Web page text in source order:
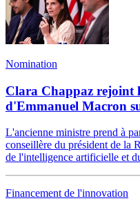
Nomination
Clara Chappaz rejoint
d'Emmanuel Macron
L'ancienne ministre prend à
conseillère du président de la
de l'intelligence artificielle et
Financement de l'innovation